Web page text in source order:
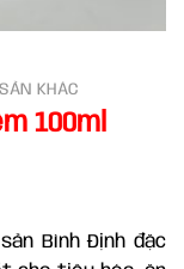
KHÁC
100ml
Bình Định đặc